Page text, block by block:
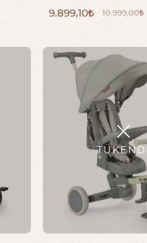
9.899,10 10.999,00
TÜKENDI